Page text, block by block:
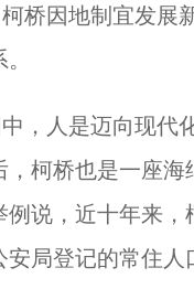
桥因地制宜发
系。
人是迈向现代
柯桥也是一座
说，近十年来，
局登记的常住